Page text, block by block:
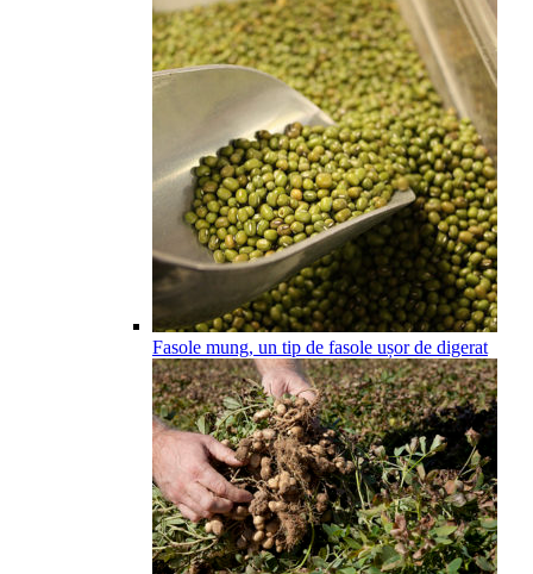
Fasole mung, un tip de fasole ușor de digerat